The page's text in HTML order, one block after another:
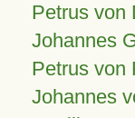
Petrus von
Johannes
Petrus von
Johannes